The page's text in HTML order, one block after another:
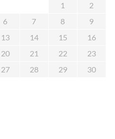
1
2
6 7 8
9
13 14 15
16
20 21 22
23
27 28 29
30